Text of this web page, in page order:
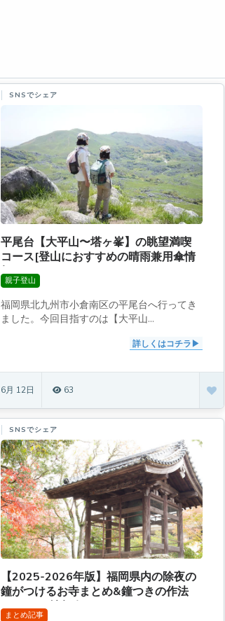
SNSでシェア
平尾台【大平山〜塔ヶ峯】の眺望満喫
コース[登山におすすめの晴雨兼用傘情
報]
親子登山
福岡県北九州市小倉南区の平尾台へ行ってき
ました。今回目指すのは【大平山...
詳しくはコチラ
6月 12日 63
SNSでシェア
【2025-2026年版】福岡県内の除夜の
鐘がつけるお寺まとめ&鐘つきの作法
[ふるまい情報有]
まとめ記事